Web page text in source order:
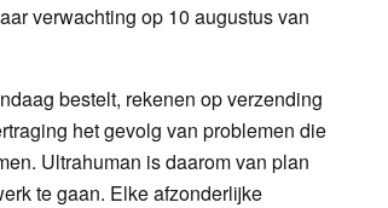
verwachting op 10 augustus van
bestelt, rekenen op verzending
het gevolg van problemen die
Ultrahuman is daarom van plan
te gaan. Elke afzonderlijke